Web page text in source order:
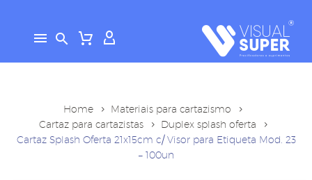
Home
Materiais para cartazismo
Cartaz para cartazistas
Duplex splash oferta
Cartaz Splash Oferta 21x15cm c/ Visor para Etiqueta Mod. 23
– 100un